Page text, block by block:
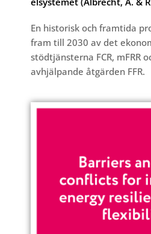
En historisk och framtida
fram till 2030 av det
stödtjänsterna FCR, mFRR
avhjälpande åtgärden FFR.